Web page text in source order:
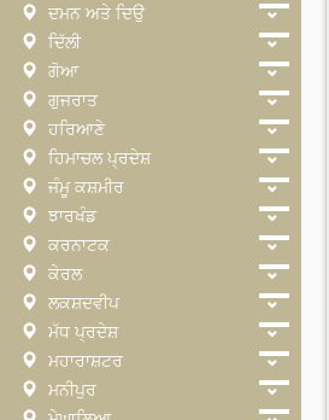
ਦਮਨ ਅਤੇ ਦਿਉ
ਦਿੱਲੀ
ਗੋਆ
ਗੁਜਰਾਤ
ਹਰਿਆਣੇ
ਹਿਮਾਚਲ ਪ੍ਰਦੇਸ਼
ਜੰਮੂ ਕਸ਼ਮੀਰ
ਝਾਰਖੰਡ
ਕਰਨਾਟਕ
ਕੇਰਲ
ਲਕਸ਼ਦਵੀਪ
ਮੱਧ ਪ੍ਰਦੇਸ਼
ਮਹਾਰਾਸ਼ਟਰ
ਮਨੀਪੁਰ